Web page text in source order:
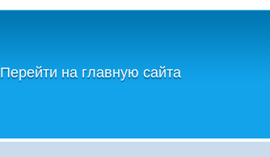
Перейти на главную сайта